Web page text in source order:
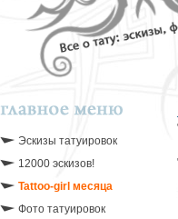
Эскизы татуировок
12000 эскизов!
Tattoo-girl месяца
Фото татуировок